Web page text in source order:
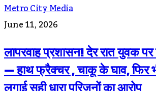
Metro City Media
June 11, 2026
लापरवाह प्रशासन! देर रात युवक
— हाथ फ्रैक्चर , चाकू के घाव, फिर